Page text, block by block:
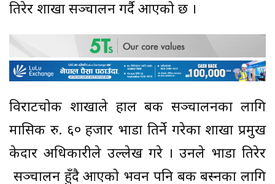
तिरेर शाखा सञ्चालन गर्दै आएको छ ।
विराटचोक शाखाले हाल बैंक सञ्चालनका लागि
मासिक रु. ६० हजार भाडा तिर्ने गरेका शाखा प्रमुख
केदार अधिकारीले उल्लेख गरे । उनले भाडा तिरेर
सञ्चालन हुँदै आएको भवन पनि बैंक बस्नका लागि